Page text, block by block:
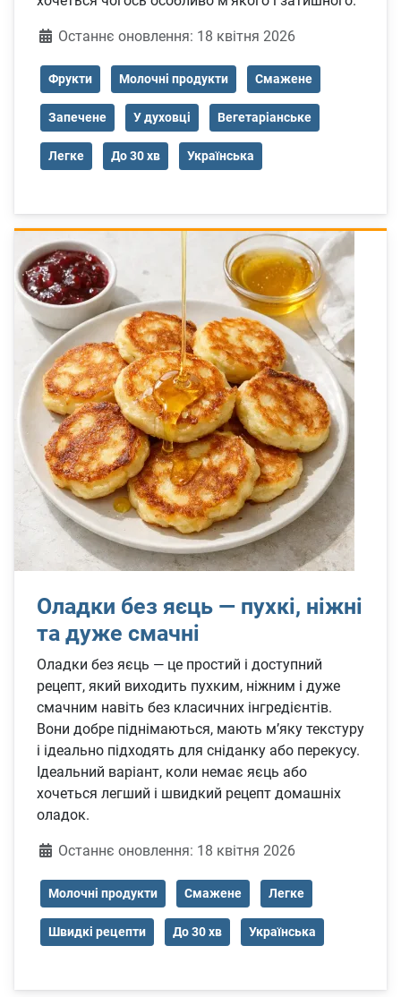
ДеталіОстаннє оновлення: 18 квітня 2026
Фрукти Молочні продукти Смажене
Запечене У духовці Вегетаріанське
Легке До 30 хв Українська
Оладки без яєць — пухкі, ніжні
та дуже смачні
Оладки без яєць — це простий і доступний
рецепт, який виходить пухким, ніжним і дуже
смачним навіть без класичних інгредієнтів.
Вони добре піднімаються, мають м’яку текстуру
і ідеально підходять для сніданку або перекусу.
Ідеальний варіант, коли немає яєць або
хочеться легший і швидкий рецепт домашніх
оладок.
ДеталіОстаннє оновлення: 18 квітня 2026
Молочні продукти Смажене Легке
Швидкі рецепти До 30 хв Українська